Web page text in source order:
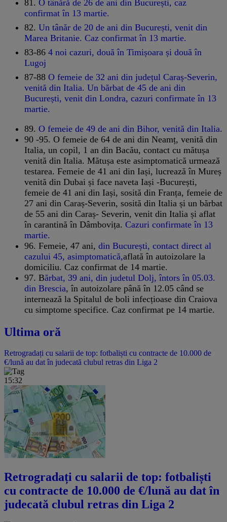
81. O tânără de 26 de ani din București, caz
confirmat în 13 martie.
82. Un tânăr de 20 de ani din București, venit din
Marea Britanie. Caz confirmat în 13 martie.
83-86 4 noi cazuri, două în Timișoara și două în
Lugoj
87-88 O femeie de 32 ani din județul Caraș-Severin,
venită din Italia. Un bărbat de 45 de ani din
București, venit din Londra, cazuri confirmate în 13
martie.
89. O femeie de 49 de ani din Bihor, venită din Italia.
90 -95. O femeie de 64 de ani din Neamț, venită din
Italia, un copil, 1 an din Bacău, contact cu mătușa
venită din Italia. Mătușa este asimptomatică urmează
testarea. Femeie de 41 ani din Iași, lucrează în Mureș
venită din Dubai și face naveta Iași -București,
femeie de 41 ani din Iași, sosită din Franța, femeie de
27 ani din Caraș-Severin, sosită din Italia și un bărbat
de 55 ani din Caraș- Severin, venit din Italia și aflat
în carantină în Dâmbovița. Cazuri confirmate în 13
martie.
96. Femeie, 47 ani, din București, contact direct al
cazului 45, asimptomatică,aflată în autoizolare la
domiciliu. Caz confirmat de 14 martie.
97. Bărbat, 39 ani, din judetul Dolj, întors în 05.03.
din Brescia, în autoizolare până în 12.05 când se
internează la Spitalul de boli infecțioase din Craiova
cu simptome specifice. Caz confirmat pe 14 martie.
Ultima oră
Retrogradați cu salarii de top: fotbaliști cu contracte de 10.000 de
€/lună au dat în judecată clubul retras din Liga 2
15:32
Retrogradați cu salarii de top: fotbaliști
cu contracte de 10.000 de €/lună au dat în
judecată clubul retras din Liga 2